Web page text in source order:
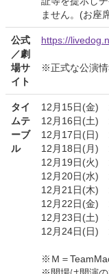
ません。(お座
公式
／劇
場サ
イト
https://
※正式な公演情
タイ
ムテ
ーブ
ル
12月15日(金)
12月16日(土)
12月17日(日)
12月18日(月)
12月19日(火
12月20日(水)
12月21日(木
12月22日(金)
12月23日(土)
12月24日(日)
※Ｍ＝